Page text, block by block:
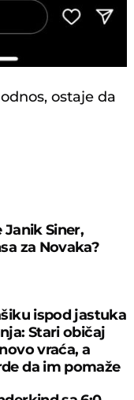
ostaje da
Janik Siner,
za Novaka?
ispod jastuka
Stari običaj
vraća, a
da im pomaže